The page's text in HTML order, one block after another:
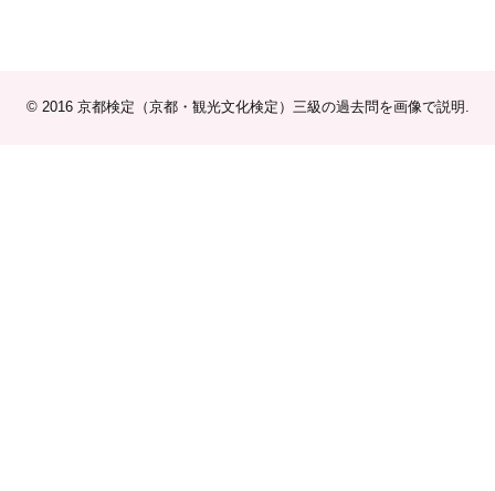
© 2016 京都検定（京都・観光文化検定）三級の過去問を画像で説明